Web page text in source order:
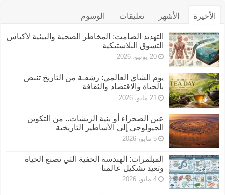
الأخيرة الأشهر تعليقات الوسوم
التهديد الصامت: المخاطر الصحية والبيئية لأكياس
التسوق البلاستيكية
20 يونيو، 2026
يوم الشاي العالمي: رشفـة من التاريخ تنبض
بالحياة والاقتصاد والثقافة
21 مايو، 2026
عين الصحراء أو بنية الريشات.. من التكوين
الجيولوجي إلى الأساطير التاريخية
5 مايو، 2026
المبلمرات: الهندسة الخفية التي تصنع الحياة
وتعيد تشكيل عالمنا
4 مايو، 2026